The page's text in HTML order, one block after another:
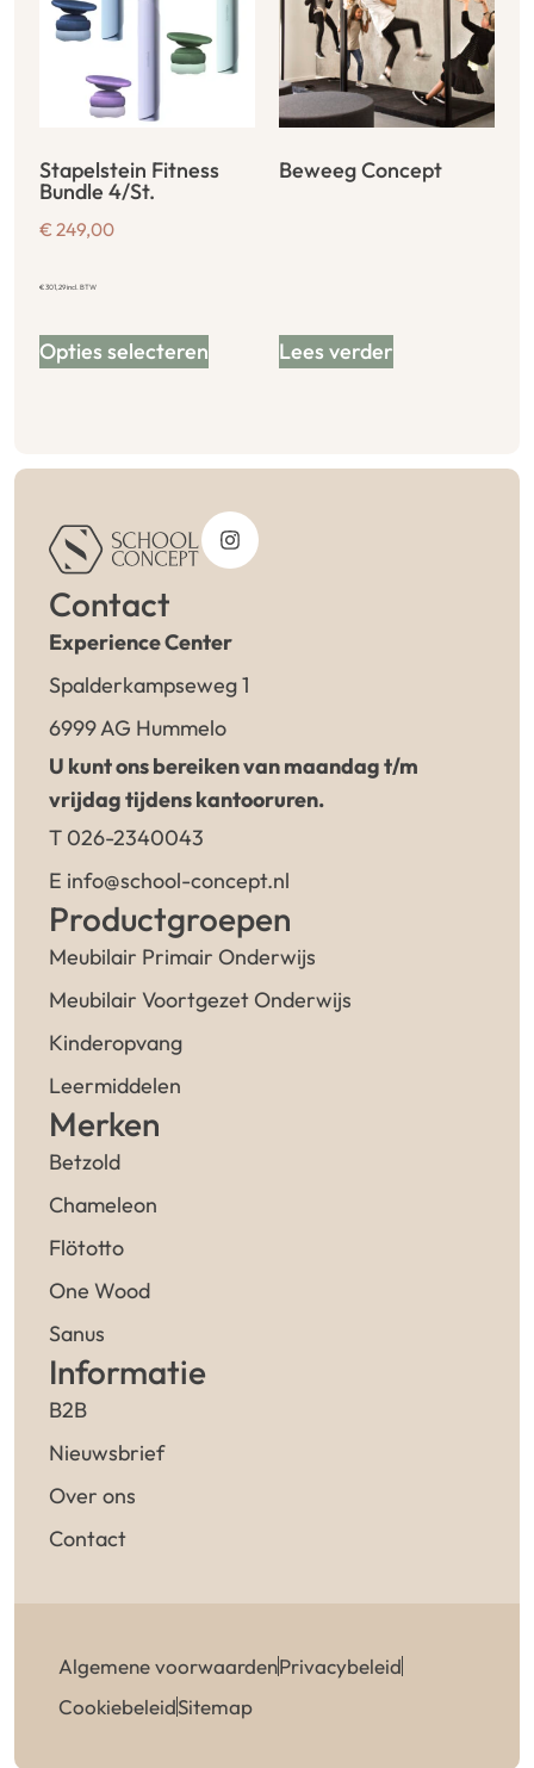
Stapelstein Fitness
Bundle 4/St.
€ 249,00
€301,29incl. BTW
Opties selecteren
Beweeg Concept
Lees verder
Contact
Experience Center
Spalderkampseweg 1
6999 AG Hummelo
U kunt ons bereiken van maandag t/m
vrijdag tijdens kantooruren.
T 026-2340043
E info@school-concept.nl
Productgroepen
Meubilair Primair Onderwijs
Meubilair Voortgezet Onderwijs
Kinderopvang
Leermiddelen
Merken
Betzold
Chameleon
Flötotto
One Wood
Sanus
Informatie
B2B
Nieuwsbrief
Over ons
Contact
Algemene voorwaardenPrivacybeleid
CookiebeleidSitemap